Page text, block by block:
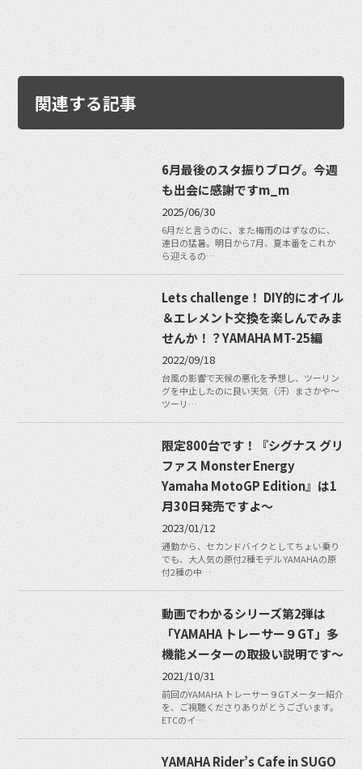
関連する記事
6月最後のスタ振りブログ。今週
も出会に感謝ですm_m
2025/06/30
6月だと言うのに、また梅雨のはずなのに、
連日の猛暑。明日から7月、夏本番をこれか
ら迎えるの…
Lets challenge！ DIY的にオイル
＆エレメント交換を楽しんでみま
せんか！？YAMAHA MT-25編
2022/09/18
台風の影響で天候の悪化を予想し、ツーリン
グを中止したのに良い天気（汗）まさかや〜
ツーリ…
限定800台です！『シグナス グリ
ファス Monster Energy
Yamaha MotoGP Edition』は1
月30日発売ですよ〜
2023/01/12
通勤から、セカンドバイクとしてちょい乗り
でも、大人気の原付2種モデル YAMAHAの原
付2種の中…
動画でわかるシリーズ第2弾は
「YAMAHA トレーサー９GT」多
機能メーターの取扱い説明です〜
2021/10/31
前回のYAMAHA トレーサー９GTメーター紹介
を、ご視聴くださりありがとうございます。
ETCのイ…
YAMAHA Rider’s Cafe in SUGO